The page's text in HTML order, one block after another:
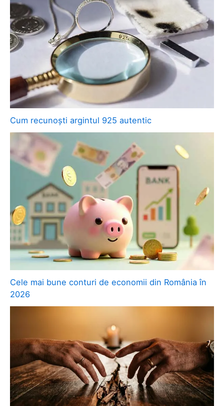
Cum recunoști argintul 925 autentic
Cele mai bune conturi de economii din România în
2026